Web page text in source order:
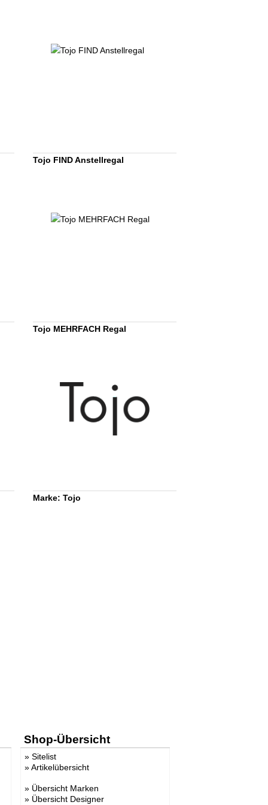
Tojo FIND Anstellregal
Tojo MEHRFACH Regal
Marke: Tojo
Shop-Übersicht
» Sitelist
»Artikelübersicht
» Übersicht Marken
» Übersicht Designer